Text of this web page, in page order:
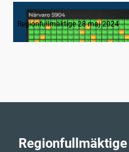
1. Inledning
Regionfullmäktige 28 maj 2024
Regionfullmäktige